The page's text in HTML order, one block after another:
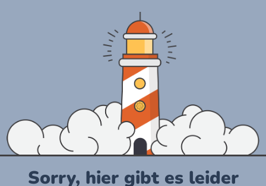
Sorry, hier gibt es leider